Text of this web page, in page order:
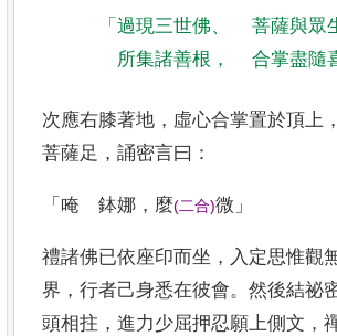
「過現三世佛、
菩薩與眾
所集諸善根 ， 合掌盡隨
次應右膝著地 ， 虛心合掌置於頂上
菩薩足 ，誦密言曰 ：
「 唵 鉢娜 ， 麼(二合)微 」
禮諸佛已依座印而坐 ， 入定思惟觀
界 ，行者己身悉在彼會。然後結祕
頭相拄 ，進力少屈押忍願上側文 ，